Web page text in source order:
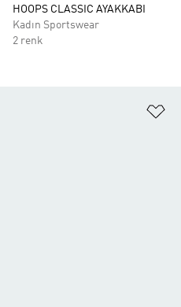
HOOPS CLASSIC AYAKKABI
Kadın Sportswear
2 renk